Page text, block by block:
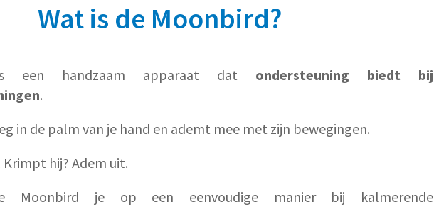
Wat is de Moonbird?
een handzaam apparaat dat ondersteuning biedt bij
.
in de palm van je hand en ademt mee met zijn bewegingen.
hij? Adem uit.
Moonbird je op een eenvoudige manier bij kalmerende